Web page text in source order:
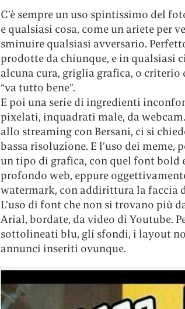
C’è sempre un uso spintissimo del
e qualsiasi cosa, come un ariete per
sminuire qualsiasi avversario.
prodotte da chiunque, e in qualsiasi
alcuna cura, griglia grafica, o
“va tutto bene”.
E poi una serie di ingredienti
pixelati, inquadrati male, da
allo streaming con Bersani, ci si
bassa risoluzione. E l’uso dei meme,
un tipo di grafica, con quel font bold
profondo web, eppure
watermark, con addirittura la faccia
L’uso di font che non si trovano più
Arial, bordate, da video di Youtube.
sottolineati blu, gli sfondi, i layout
annunci inseriti ovunque.